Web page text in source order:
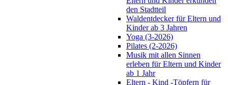
den Stadtteil
Waldentdecker für Eltern und
Kinder ab 3 Jahren
Yoga (3-2026)
Pilates (2-2026)
Musik mit allen Sinnen
erleben für Eltern und Kinder
ab 1 Jahr
Eltern - Kind -Töpfern für